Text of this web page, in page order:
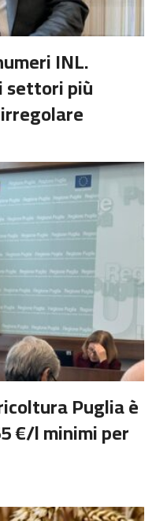
INL.
settori più
Puglia è
€/l minimi per